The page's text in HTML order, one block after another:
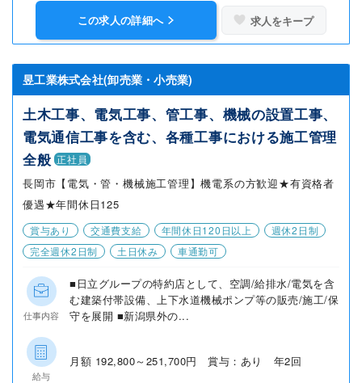
この求人の詳細へ 求人をキープ
昱工業株式会社(卸売業・小売業)
土木工事、電気工事、管工事、機械の設置工事、
電気通信工事を含む、各種工事における施工管理
全般 正社員
長岡市【電気・管・機械施工管理】機電系の方歓迎★有資格者
優遇★年間休日125
賞与あり 交通費支給 年間休日120日以上
週休2日制
完全週休2日制
土日休み 車通勤可
仕事内容
■日立グループの特約店として、空調/給排水/電気を含
む建築付帯設備、上下水道機械ポンプ等の販売/施工/保
守を展開 ■新潟県外の...
給与
月額 192,800～251,700円 賞与：あり 年2回